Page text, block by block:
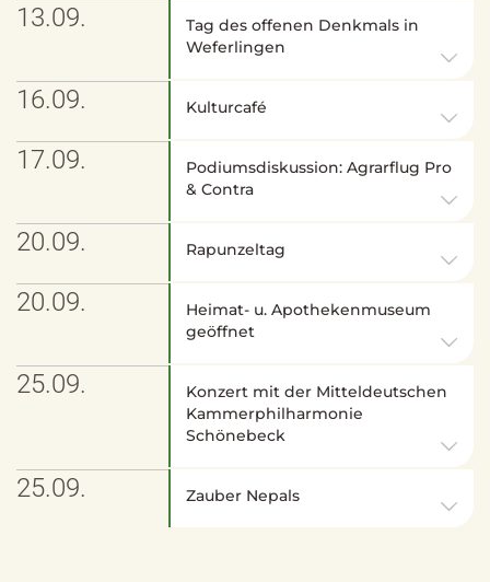
13.09.
Tag des offenen Denkmals in
Weferlingen
16.09. Kulturcafé
17.09.
Podiumsdiskussion: Agrarflug Pro
& Contra
20.09. Rapunzeltag
20.09.
Heimat- u. Apothekenmuseum
geöffnet
25.09.
Konzert mit der Mitteldeutschen
Kammerphilharmonie
Schönebeck
25.09. Zauber Nepals